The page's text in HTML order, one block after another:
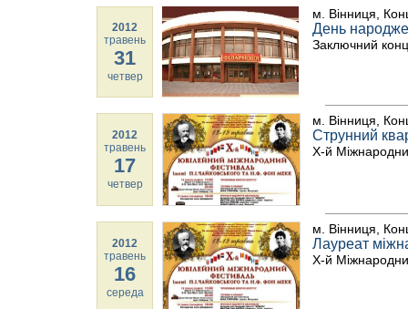
2012
травень
31
четвер
м. Вінниця,
День
Заключний
2012
травень
17
четвер
м. Вінниця,
Струнний
Х-й
2012
травень
16
середа
м. Вінниця,
Лауреат
Х-й